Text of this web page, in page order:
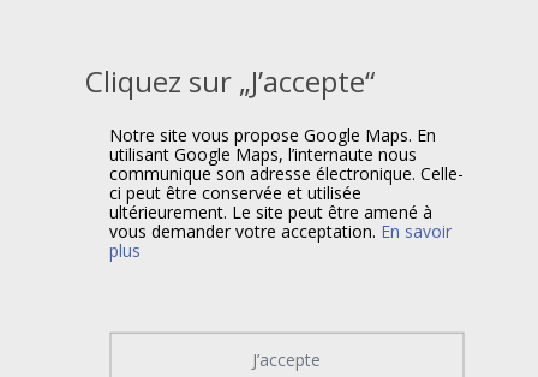
Cliquez sur „J’accepte“
Notre site vous propose Google Maps. En
utilisant Google Maps, l’internaute nous
communique son adresse électronique. Celle-
ci peut être conservée et utilisée
ultérieurement. Le site peut être amené à
vous demander votre acceptation. En savoir
plus
J’accepte